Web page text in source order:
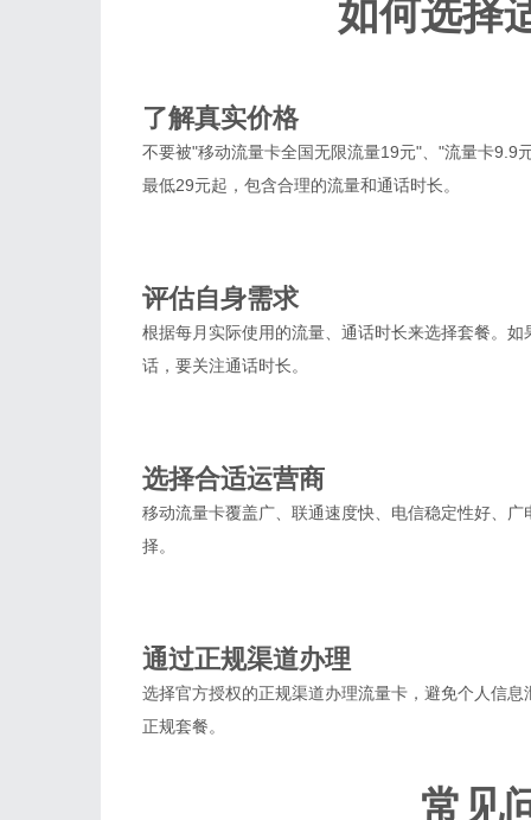
如何选择
了解真实价格
不要被"移动流量卡全国无限流量19元"、"流量卡9.9
最低29元起，包含合理的流量和通话时长。
评估自身需求
根据每月实际使用的流量、通话时长来选择套餐。
话，要关注通话时长。
选择合适运营商
移动流量卡覆盖广、联通速度快、电信稳定性好、
择。
通过正规渠道办理
选择官方授权的正规渠道办理流量卡，避免个人信
正规套餐。
常见